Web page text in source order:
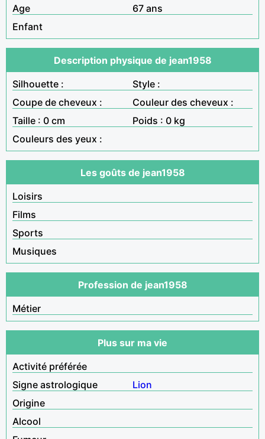
Age
67 ans
Enfant
Description physique de jean1958
Silhouette :
Style :
Coupe de cheveux :
Couleur des cheveux :
Taille : 0 cm
Poids : 0 kg
Couleurs des yeux :
Les goûts de jean1958
Loisirs
Films
Sports
Musiques
Profession de jean1958
Métier
Plus sur ma vie
Activité préférée
Signe astrologique
Lion
Origine
Alcool